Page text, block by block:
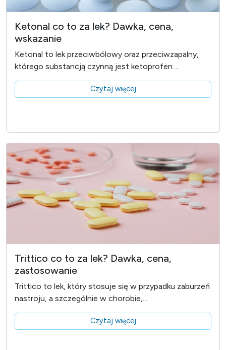
Ketonal co to za lek? Dawka, cena,
wskazanie
Ketonal to lek przeciwbólowy oraz przeciwzapalny,
którego substancją czynną jest ketoprofen....
Czytaj więcej
Trittico co to za lek? Dawka, cena,
zastosowanie
Trittico to lek, który stosuje się w przypadku zaburzeń
nastroju, a szczególnie w chorobie,...
Czytaj więcej